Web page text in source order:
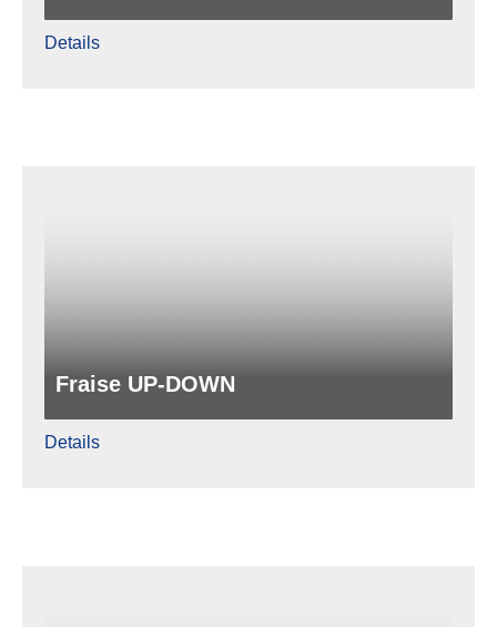
Details
Fraise UP-DOWN
Details